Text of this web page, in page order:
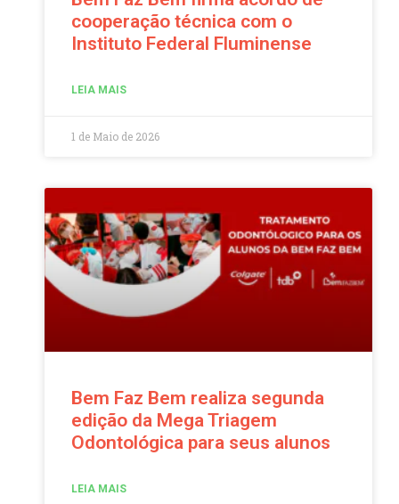
cooperação técnica com o
Instituto Federal Fluminense
LEIA MAIS
1 de Maio de 2026
Bem Faz Bem realiza segunda
edição da Mega Triagem
Odontológica para seus alunos
LEIA MAIS